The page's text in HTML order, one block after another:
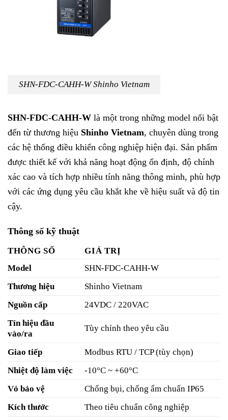
SHN-FDC-CAHH-W Shinho Vietnam
SHN-FDC-CAHH-W là một trong những model nổi bật
đến từ thương hiệu Shinho Vietnam, chuyên dùng trong
các hệ thống điều khiển công nghiệp hiện đại. Sản phẩm
được thiết kế với khả năng hoạt động ổn định, độ chính
xác cao và tích hợp nhiều tính năng thông minh, phù hợp
với các ứng dụng yêu cầu khắt khe về hiệu suất và độ tin
cậy.
Thông số kỹ thuật
THÔNG SỐ
GIÁ TRỊ
Model
SHN-FDC-CAHH-W
Thương hiệu
Shinho Vietnam
Nguồn cấp
24VDC / 220VAC
Tín hiệu đầu
vào/ra
Tùy chỉnh theo yêu cầu
Giao tiếp
Modbus RTU / TCP (tùy chọn)
Nhiệt độ làm việc
-10°C ~ +60°C
Vỏ bảo vệ
Chống bụi, chống ẩm chuẩn IP65
Kích thước
Theo tiêu chuẩn công nghiệp